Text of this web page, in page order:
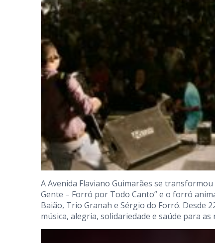
A Avenida Flaviano Guimarães se
Gente – Forró por Todo Canto” e o forró
Baião, Trio Granah e Sérgio do Forró. Desde
música, alegria, solidariedade e saúde para as